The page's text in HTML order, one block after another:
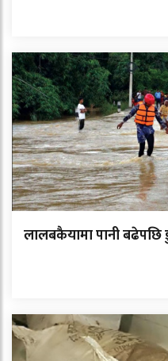
लालबकैयामा पानी बढेपछि